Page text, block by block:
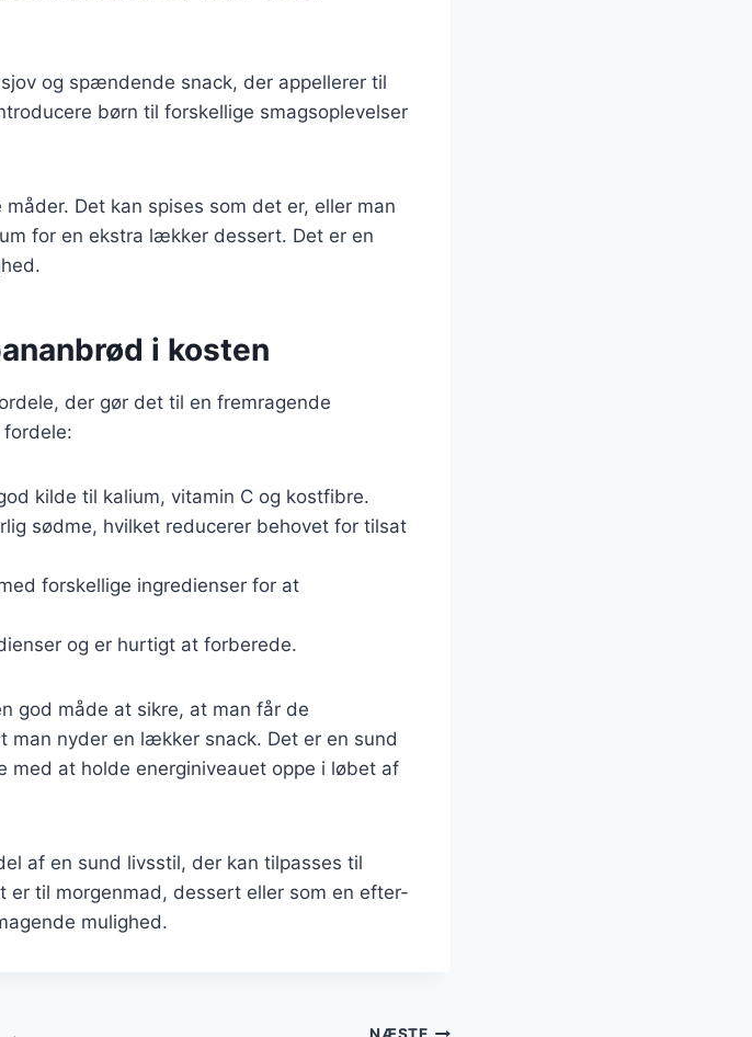
og spændende snack, der appellerer til
børn til forskellige smagsoplevelser
Det kan spises som det er, eller man
for en ekstra lækker dessert. Det er en
i kosten
der gør det til en fremragende
kilde til kalium, vitamin C og kostfibre.
sødme, hvilket reducerer behovet for tilsat
forskellige ingredienser for at
og er hurtigt at forberede.
god måde at sikre, at man får de
nyder en lækker snack. Det er en sund
at holde energiniveauet oppe i løbet af
af en sund livsstil, der kan tilpasses til
til morgenmad, dessert eller som en efter-
mulighed.